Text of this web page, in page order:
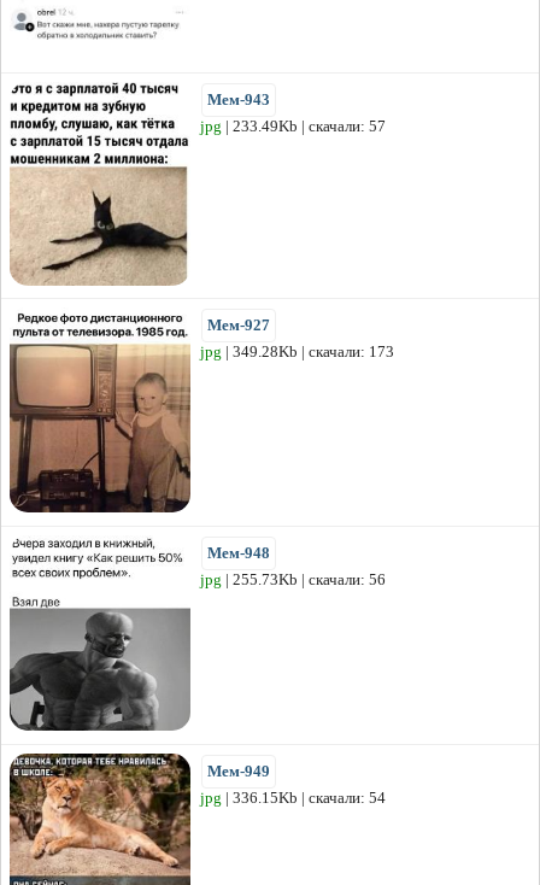
Мем-943
jpg | 233.49Kb | скачали: 57
Мем-927
jpg | 349.28Kb | скачали: 173
Мем-948
jpg | 255.73Kb | скачали: 56
Мем-949
jpg | 336.15Kb | скачали: 54